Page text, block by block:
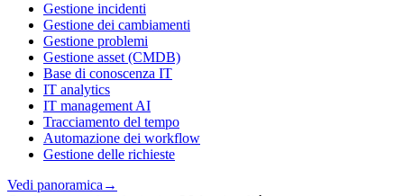
Gestione incidenti
Gestione dei cambiamenti
Gestione problemi
Gestione asset (CMDB)
Base di conoscenza IT
IT analytics
IT management AI
Tracciamento del tempo
Automazione dei workflow
Gestione delle richieste
Vedi panoramica →